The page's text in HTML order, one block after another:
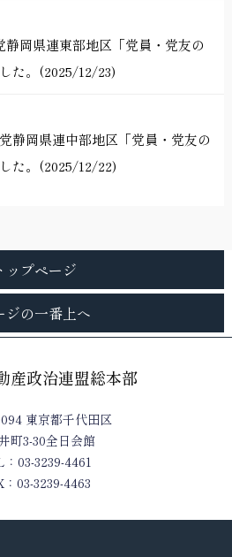
岡県連東部地区「党員・党友の
た。(2025/12/23)
静岡県連中部地区「党員・党友の
た。(2025/12/22)
ップページ
ジの一番上へ
産政治連盟総本部
東京都千代田区
町3-30全日会館
03-3239-4461
03-3239-4463